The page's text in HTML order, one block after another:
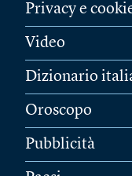
Privacy e
Video
Dizionario
Oroscopo
Pubblicità